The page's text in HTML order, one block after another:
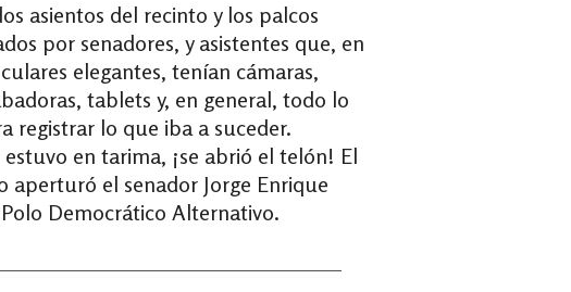
asientos del recinto y los palcos
por senadores, y asistentes que, en
elegantes, tenían cámaras,
tablets y, en general, todo lo
registrar lo que iba a suceder.
en tarima, ¡se abrió el telón! El
aperturó el senador Jorge Enrique
Democrático Alternativo.